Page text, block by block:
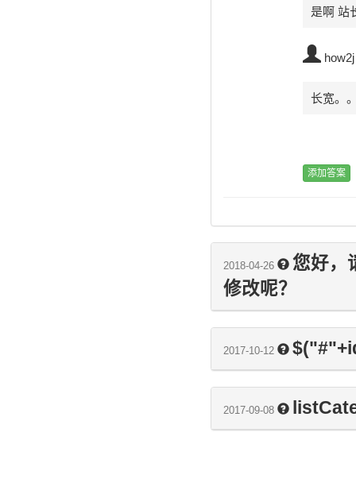
是啊 站
how2j
长宽。
2018-04-26
您好，
修改呢？
2017-10-12
2017-09-08